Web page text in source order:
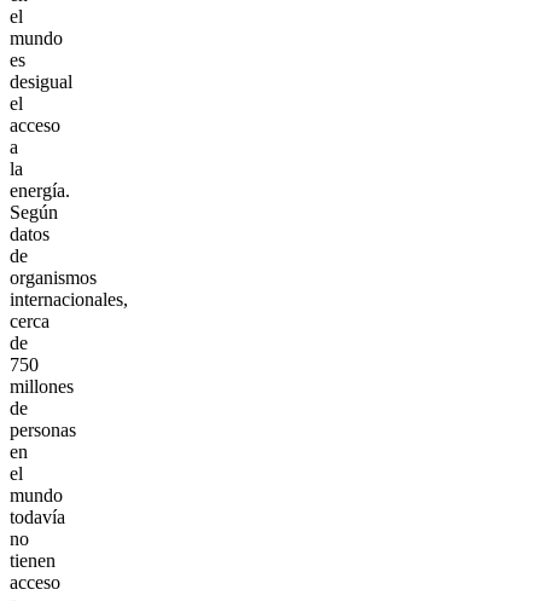
el
mundo
es
desigual
el
acceso
a
la
energía.
Según
datos
de
organismos
internacionales,
cerca
de
750
millones
de
personas
en
el
mundo
todavía
no
tienen
acceso